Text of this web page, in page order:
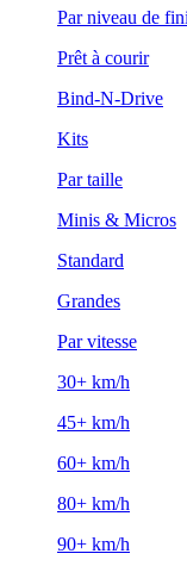
Par niveau de
Prêt à courir
Bind-N-Drive
Kits
Par taille
Minis & Micros
Standard
Grandes
Par vitesse
30+ km/h
45+ km/h
60+ km/h
80+ km/h
90+ km/h